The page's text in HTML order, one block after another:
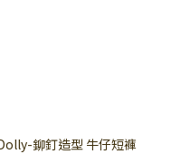
鉚釘造型 牛仔短褲